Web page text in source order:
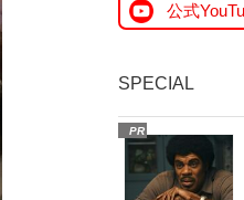
公式
SPECIAL
PR